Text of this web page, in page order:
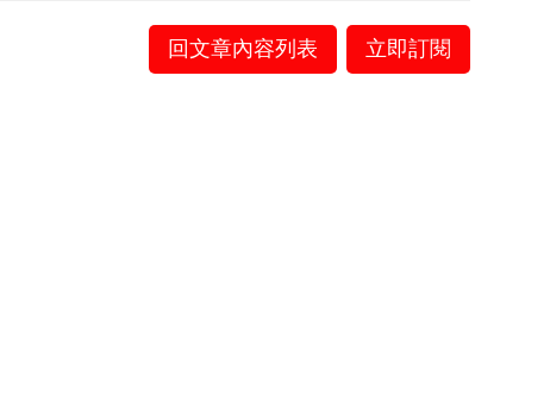
回文章內容列表 立即訂閱